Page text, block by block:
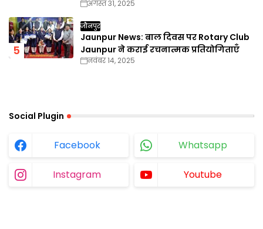
अगस्त 31, 2025
जौनपुर
Jaunpur News: बाल दिवस पर Rotary Club
Jaunpur ने कराई रचनात्मक प्रतियोगिताएँ
नवंबर 14, 2025
Social Plugin
Facebook Whatsapp
Instagram Youtube